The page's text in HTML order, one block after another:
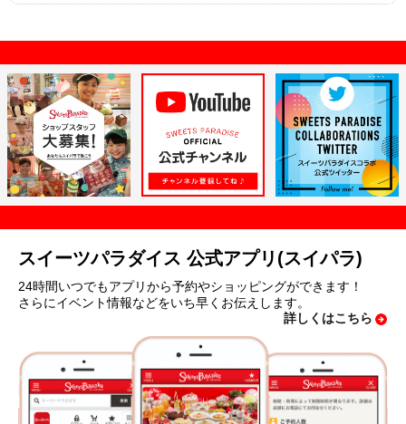
スイーツパラダイス 公式アプリ(スイパラ)
24時間いつでもアプリから予約やショッピングができます！
さらにイベント情報などをいち早くお伝えします。
詳しくはこちら